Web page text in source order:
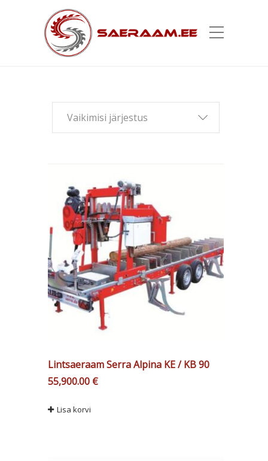
Vaikimisi järjestus
Lintsaeraam Serra Alpina KE / KB 90
55,900.00 €
Lisa korvi